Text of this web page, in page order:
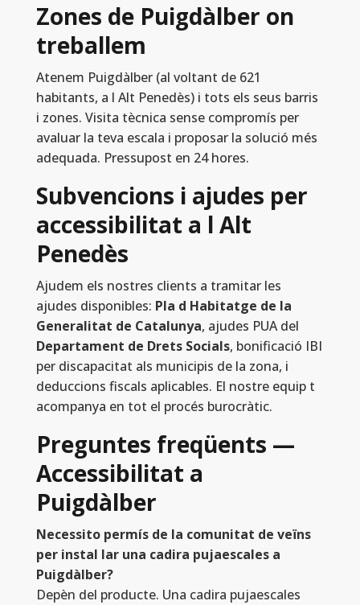
Zones de Puigdàlber on
treballem
Atenem Puigdàlber (al voltant de 621
habitants, a l Alt Penedès) i tots els seus barris
i zones. Visita tècnica sense compromís per
avaluar la teva escala i proposar la solució més
adequada. Pressupost en 24 hores.
Subvencions i ajudes per
accessibilitat a l Alt
Penedès
Ajudem els nostres clients a tramitar les
ajudes disponibles: Pla d Habitatge de la
Generalitat de Catalunya, ajudes PUA del
Departament de Drets Socials, bonificació IBI
per discapacitat als municipis de la zona, i
deduccions fiscals aplicables. El nostre equip t
acompanya en tot el procés burocràtic.
Preguntes freqüents —
Accessibilitat a
Puigdàlber
Necessito permís de la comunitat de veïns
per instal lar una cadira pujaescales a
Puigdàlber?
Depèn del producte. Una cadira pujaescales